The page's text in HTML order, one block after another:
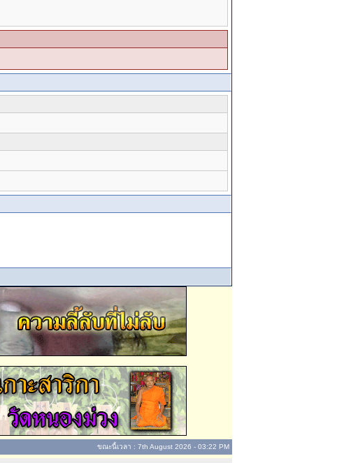
ขณะนี้เวลา : 7th August 2026 - 03:22 PM